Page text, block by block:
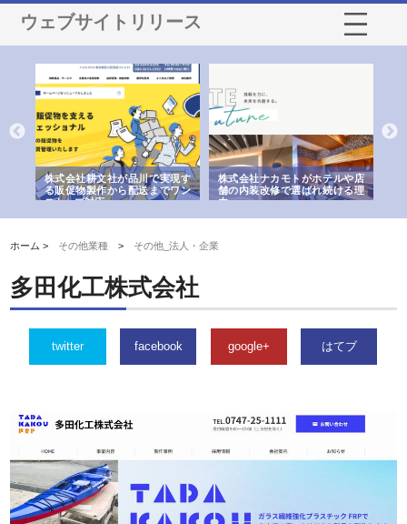
ウェブサイトリリース
株式会社耕文社が品川で実現す
る販促物製作から配送までワン
ストップ対応
株式会社ナカモトがホテルや店
舗の内装改修で選ばれ続ける理
由
ホーム > その他業種 > その他_法人・企業
多田化工株式会社
twitter facebook google+ はてブ